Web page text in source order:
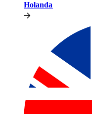
Holanda​​